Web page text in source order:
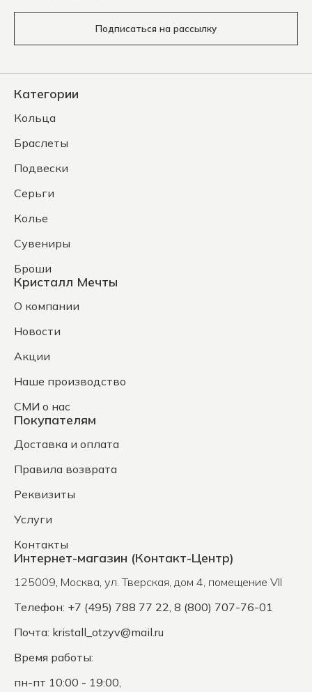
Подписаться на рассылку
Категории
Кольца
Браслеты
Подвески
Серьги
Колье
Сувениры
Броши
Кристалл Мечты
О компании
Новости
Акции
Наше производство
СМИ о нас
Покупателям
Доставка и оплата
Правила возврата
Реквизиты
Услуги
Контакты
Интернет-магазин (Контакт-Центр)
125009, Москва, ул. Тверская, дом 4, помещение VII
Телефон: +7 (495) 788 77 22, 8 (800) 707-76-01
Почта: kristall_otzyv@mail.ru
Время работы:
пн-пт 10:00 - 19:00,